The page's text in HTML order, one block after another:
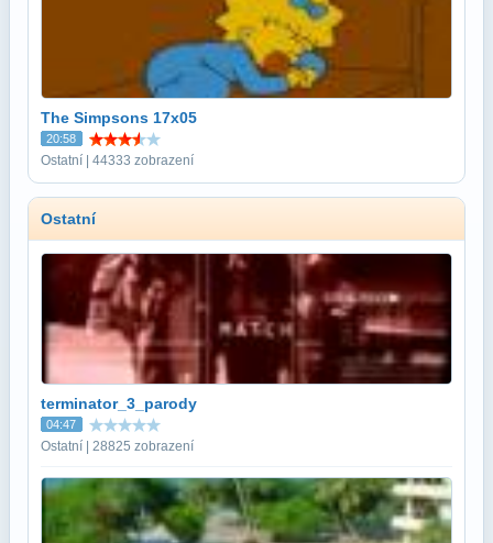
The Simpsons 17x05
20:58
Ostatní | 44333 zobrazení
Ostatní
terminator_3_parody
04:47
Ostatní | 28825 zobrazení